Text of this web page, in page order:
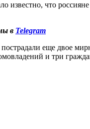
известно, что
в Telegram
пострадали еще двое
и три